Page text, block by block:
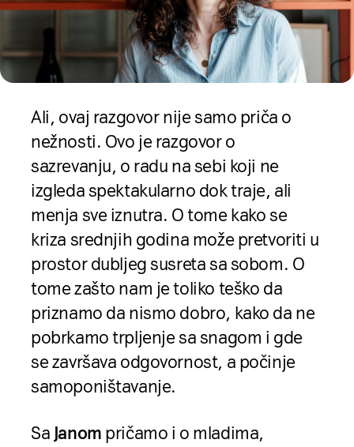
Ali, ovaj razgovor nije samo priča o
nežnosti. Ovo je razgovor o
sazrevanju, o radu na sebi koji ne
izgleda spektakularno dok traje, ali
menja sve iznutra. O tome kako se
kriza srednjih godina može pretvoriti u
prostor dubljeg susreta sa sobom. O
tome zašto nam je toliko teško da
priznamo da nismo dobro, kako da ne
pobrkamo trpljenje sa snagom i gde
se završava odgovornost, a počinje
samoponištavanje.
Sa Janom pričamo i o mladima,